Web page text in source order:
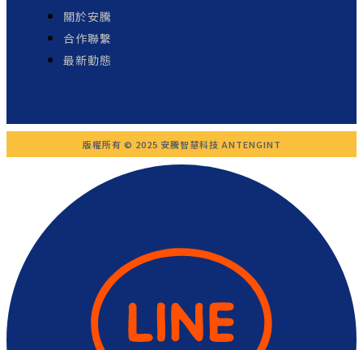
關於安騰
合作聯繫
最新動態
版權所有 © 2025 安騰智慧科技 ANTENGINT